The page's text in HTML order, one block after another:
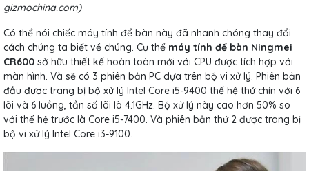
gizmochina.com)
Có thể nói chiếc máy tính để bàn này đã nhanh chóng thay đổi
cách chúng ta biết về chúng. Cụ thể máy tính để bàn Ningmei
CR600 sở hữu thiết kế hoàn toàn mới với CPU được tích hợp với
màn hình. Và sẽ có 3 phiên bản PC dựa trên bộ vi xử lý. Phiên bản
đầu được trang bị bộ xử lý Intel Core i5-9400 thế hệ thứ chín với 6
lõi và 6 luồng, tần số lõi là 4.1GHz. Bộ xử lý này cao hơn 50% so
với thế hệ trước là Core i5-7400. Và phiên bản thứ 2 được trang bị
bộ vi xử lý Intel Core i3-9100.